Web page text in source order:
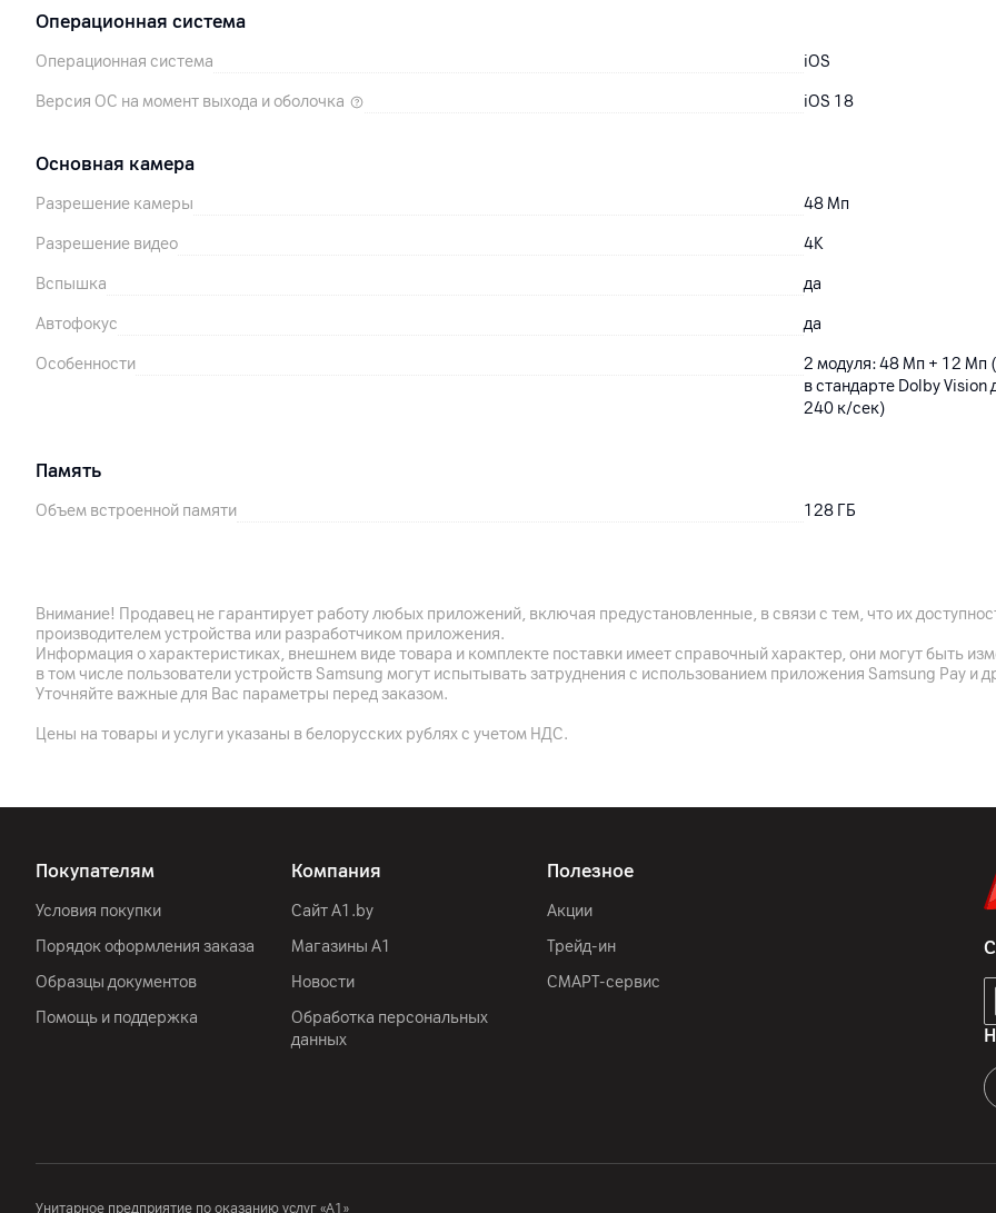
Операционная система
Операционная система iOS
Версия ОС на момент выхода и оболочка iOS 18
Основная камера
Разрешение камеры 48Мп
Разрешение видео 4K
Вспышка да
Автофокус да
Особенности
2 модуля: 48 Мп + 12 Мп
в стандарте Dolby
240 к/сек)
Память
Объем встроенной памяти 128 ГБ
Тип аккумулятора Li-ion
Поддержка технологии беспроводной зарядки да
Особенности
Габариты
Вес
Сеть
Стандарт
GSM (2G) 850/900/
1/2/3/4/5/7/8/12/13/
1/2/3/5/7/8/12/20/25/
Внимание! Продавец не гарантирует работу любых приложений, включая предустановленные, в связи с тем, что их
производителем устройства или разработчиком приложения.
Информация о характеристиках, внешнем виде товара и комплекте поставки имеет справочный характер, они могут быть
в том числе пользователи устройств Samsung могут испытывать затруднения с использованием приложения Samsung Pay и
Уточняйте важные для Вас параметры перед заказом.
Цены на товары и услуги указаны в белорусских рублях с учетом НДС.
Покупателям
Условия покупки
Порядок оформления заказа
Образцы документов
Помощь и поддержка
Компания
Сайт A1.by
Магазины А1
Новости
Обработка персональных
данных
Полезное
Акции
Трейд-ин
СМАРТ-сервис
Унитарное предприятие по оказанию услуг «А1»